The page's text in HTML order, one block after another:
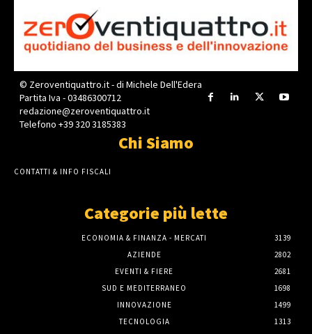
© Zeroventiquattro.it - di Michele Dell'Edera
Partita Iva - 03486300712
redazione@zeroventiquattro.it
Telefono +39 320 3185383
Chi Siamo
CONTATTI & INFO FISCALI
Categorie più lette
ECONOMIA & FINANZA - MERCATI
3139
AZIENDE
2802
EVENTI & FIERE
2681
SUD E MEDITERRANEO
1698
INNOVAZIONE
1499
TECNOLOGIA
1313